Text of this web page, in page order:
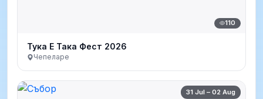
110
Тука Е Така Фест 2026
Чепеларе
31 Jul – 02 Aug